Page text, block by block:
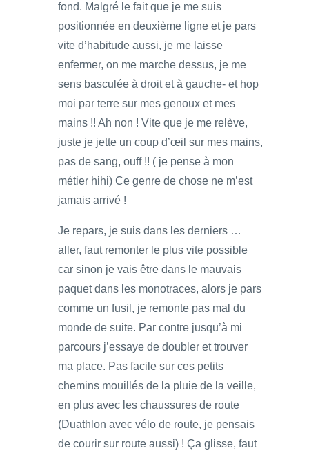
fond. Malgré le fait que je me suis
positionnée en deuxième ligne et je pars
vite d’habitude aussi, je me laisse
enfermer, on me marche dessus, je me
sens basculée à droit et à gauche- et hop
moi par terre sur mes genoux et mes
mains !! Ah non ! Vite que je me relève,
juste je jette un coup d’œil sur mes mains,
pas de sang, ouff !! ( je pense à mon
métier hihi) Ce genre de chose ne m’est
jamais arrivé !
Je repars, je suis dans les derniers …
aller, faut remonter le plus vite possible
car sinon je vais être dans le mauvais
paquet dans les monotraces, alors je pars
comme un fusil, je remonte pas mal du
monde de suite. Par contre jusqu’à mi
parcours j’essaye de doubler et trouver
ma place. Pas facile sur ces petits
chemins mouillés de la pluie de la veille,
en plus avec les chaussures de route
(Duathlon avec vélo de route, je pensais
de courir sur route aussi) ! Ça glisse, faut